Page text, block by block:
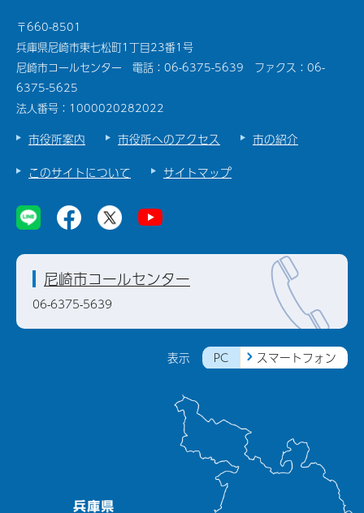
〒660-8501
兵庫県尼崎市東七松町1丁目23番1号
尼崎市コールセンター 電話：06-6375-5639 ファクス：06-
6375-5625
法人番号：1000020282022
市役所案内 市役所へのアクセス
市の紹介
このサイトについて
サイトマップ
表示 PC スマートフォン
尼崎市コールセンター
06-6375-5639